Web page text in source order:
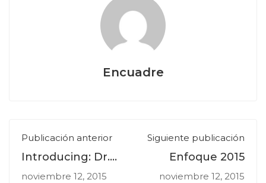
Encuadre
Publicación anterior
Introducing: Dr.
Deniz Zeynep
noviembre 12, 2015
Siguiente publicación
Enfoque 2015
noviembre 12, 2015